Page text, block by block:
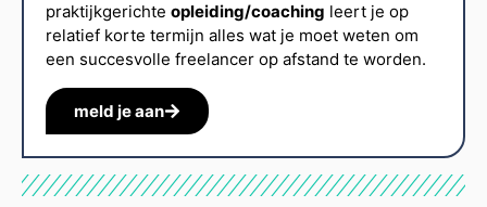
praktijkgerichte opleiding/coaching leert je op
relatief korte termijn alles wat je moet weten om
een succesvolle freelancer op afstand te worden.
meld je aan